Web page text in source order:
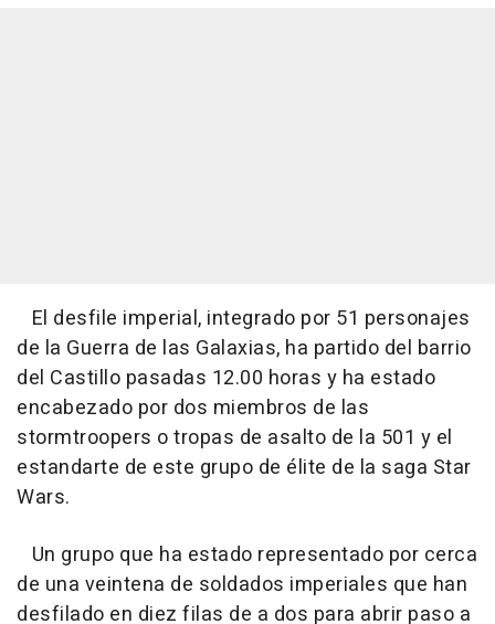
El desfile imperial, integrado por 51 personajes
de la Guerra de las Galaxias, ha partido del barrio
del Castillo pasadas 12.00 horas y ha estado
encabezado por dos miembros de las
stormtroopers o tropas de asalto de la 501 y el
estandarte de este grupo de élite de la saga Star
Wars.
Un grupo que ha estado representado por cerca
de una veintena de soldados imperiales que han
desfilado en diez filas de a dos para abrir paso a